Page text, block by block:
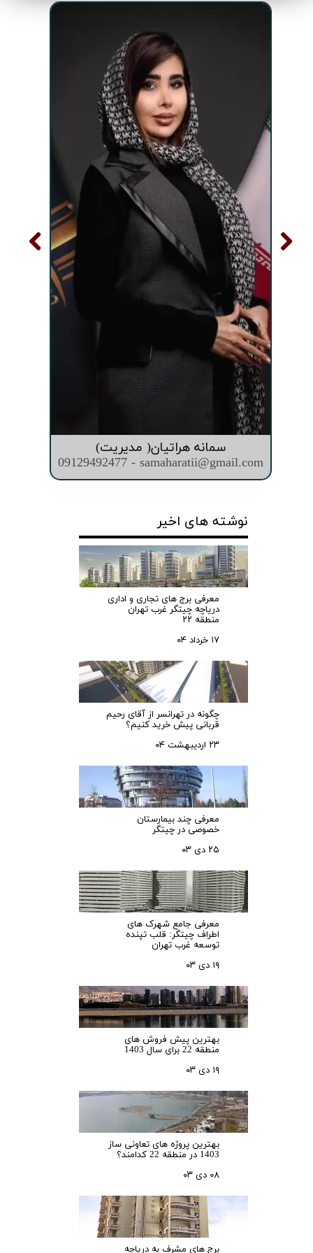
سمانه هراتیان( مدیریت)
09129492477 - samaharatii@gmail.com
نوشته های اخیر
معرفی برج های تجاری و اداری
دریاچه چیتگر غرب تهران
منطقه ۲۲
۱۷ خرداد ۰۴
چگونه در تهرانسر از آقای رحیم
قربانی پیش خرید کنیم؟
۲۳ اردیبهشت ۰۴
معرفی چند بیمارستان
خصوصی در چیتگر
۲۵ دی ۰۳
معرفی جامع شهرک‌ های
اطراف چیتگر: قلب تپنده
توسعه غرب تهران
۱۹ دی ۰۳
بهترین پیش فروش های
منطقه 22 برای سال 1403
۱۹ دی ۰۳
بهترین پروژه های تعاونی ساز
1403 در منطقه 22 کدامند؟
۰۸ دی ۰۳
برج های مشرف به دریاچه